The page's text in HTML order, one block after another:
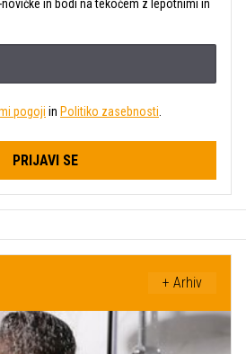
in bodi na tekočem z lepotnimi in
pogoji in Politiko zasebnosti.
PRIJAVI SE
+ Arhiv